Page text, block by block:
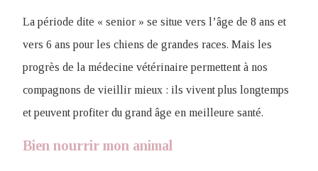
La période dite « senior » se situe vers l’âge de 8 ans et
vers 6 ans pour les chiens de grandes races. Mais les
progrès de la médecine vétérinaire permettent à nos
compagnons de vieillir mieux : ils vivent plus longtemps
et peuvent profiter du grand âge en meilleure santé.
Bien nourrir mon animal